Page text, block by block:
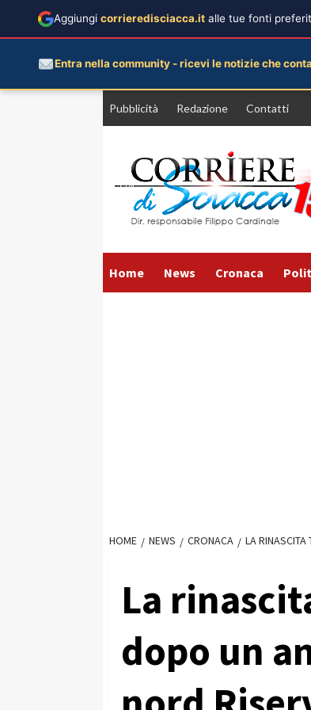
Pubblicità Redazione Contatti
Home News Cronaca
HOME NEWS CRONACA LA RINASCITA
La
dopo un
Aggiungi corrieredisciacca.it alle tue fonti
Entra nella community - ricevi le notizie che